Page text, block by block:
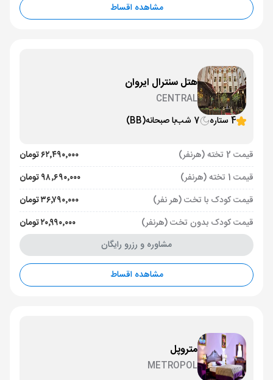
مشاهده اقساط
هتل سنترال ایروان
CENTRAL
4 ستاره
7 شب با صبحانه(BB)
قیمت 2 تخته (هرنفر)
۶۲٬۴۹۰٬۰۰۰ تومان
قیمت 1 تخته (هرنفر)
۹۸٬۶۹۰٬۰۰۰ تومان
قیمت کودک با تخت (هر نفر)
۳۶٬۷۹۰٬۰۰۰ تومان
قیمت کودک بدون تخت (هرنفر)
۲۰٬۹۹۰٬۰۰۰ تومان
مشاوره و رزرو رایگان
مشاهده اقساط
متروپل
METROPOL